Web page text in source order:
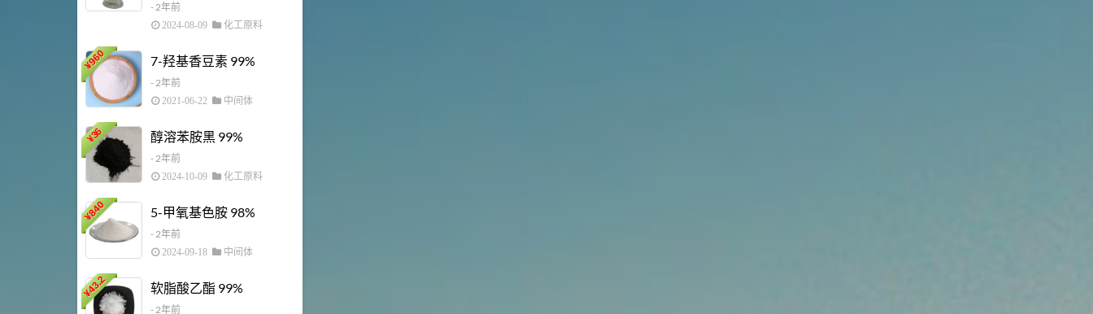
- 2年前
2024-08-09 化工原料
¥
960 7-羟基香豆素 99%
- 2年前
2021-06-22 中间体
¥
36 醇溶苯胺黑 99%
- 2年前
2024-10-09 化工原料
¥
840 5-甲氧基色胺 98%
- 2年前
2024-09-18 中间体
¥
43.2 软脂酸乙酯 99%
- 2年前